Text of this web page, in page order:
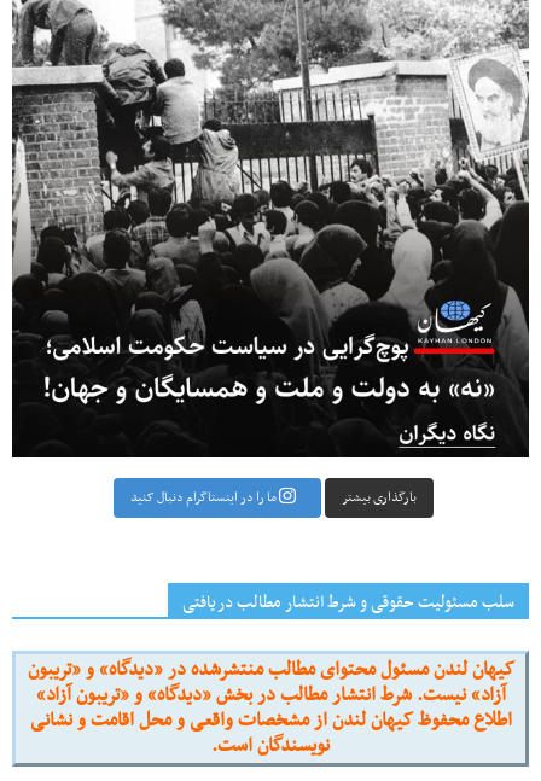
بارگذاری بیشتر ما را در اینستاگرام دنبال کنید
سلب مسئولیت حقوقی و شرط انتشار مطالب دریافتی
کیهان لندن مسئول محتوای مطالب منتشرشده در «دیدگاه» و «تریبون
آزاد» نیست. شرط انتشار مطالب در بخش «دیدگاه» و «تریبون آزاد»
اطلاع محفوظ کیهان لندن از مشخصات واقعی و محل اقامت و نشانی
نویسندگان است.